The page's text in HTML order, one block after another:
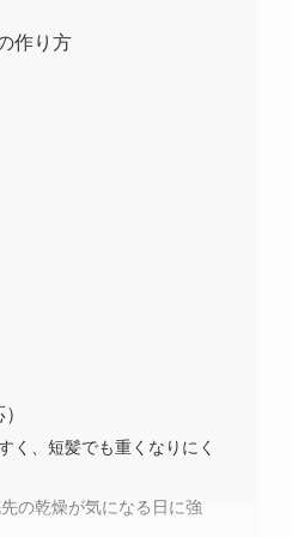
作り方
く、短髪でも重くなりにく
の乾燥が気になる日に強